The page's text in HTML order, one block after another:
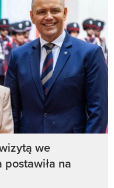
we
postawiła na